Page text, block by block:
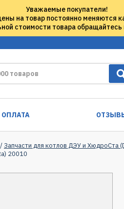
Уважаемые покупатели!
на товар постоянно меняются
стоимости товара
/Запчасти для котлов ДЭУ и ХюдроСта
20010